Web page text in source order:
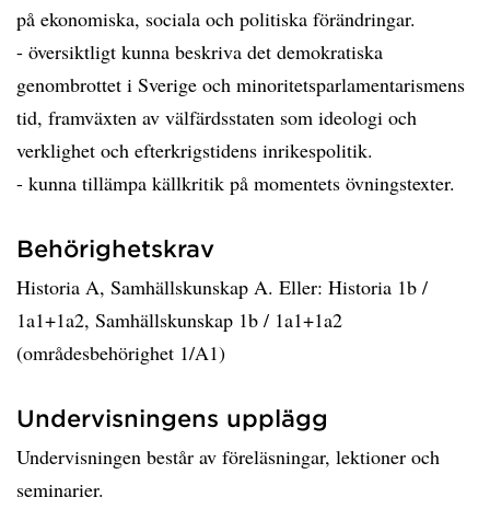
på ekonomiska, sociala och politiska förändringar.
- översiktligt kunna beskriva det demokratiska
genombrottet i Sverige och minoritetsparlamentarismens
tid, framväxten av välfärdsstaten som ideologi och
verklighet och efterkrigstidens inrikespolitik.
- kunna tillämpa källkritik på momentets övningstexter.
Behörighetskrav
Historia A, Samhällskunskap A. Eller: Historia 1b /
1a1+1a2, Samhällskunskap 1b / 1a1+1a2
(områdesbehörighet 1/A1)
Undervisningens upplägg
Undervisningen består av föreläsningar, lektioner och
seminarier.